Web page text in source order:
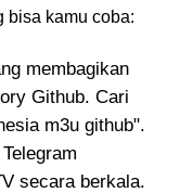
bisa kamu coba:
membagikan
Github. Cari
m3u github".
secara berkala.